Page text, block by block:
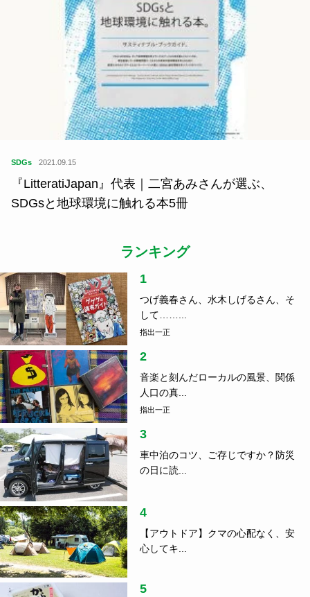
SDGs 2021.09.15
『LitteratiJapan』代表｜二宮あみさんが選ぶ、
SDGsと地球環境に触れる本5冊
ランキング
1
つげ義春さん、水木しげるさん、そ
して……...
指出一正
2
音楽と刻んだローカルの風景、関係
人口の真...
指出一正
3
車中泊のコツ、ご存じですか？防災
の日に読...
4
【アウトドア】クマの心配なく、安
心してキ...
5